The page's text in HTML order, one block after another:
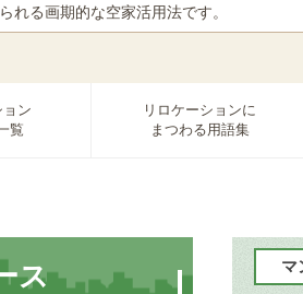
られる画期的な空家活用法です。
ョン
覧
リロケーションに
まつわる用語集
ス マ